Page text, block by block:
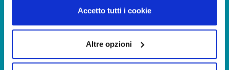
tracciamento diverso da quelli tecnici. Cliccando su
all’installazione di tutti i cookie utilizzati dal sito.
Cliccando su "Altre opzioni", potrà scegliere, in modo più
granulare, quali cookie autorizzare.
Accetto tutti i cookie
Altre opzioni
ekosystéme tým, že znevýhodňuje
rozmnožovanie baktérií alebo
patogénnych húb.